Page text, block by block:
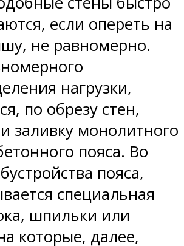
если опереть на
не равномерно.
нагрузки,
по обрезу стен,
заливку монолитного
пояса. Во
пояса,
специальная
шпильки или
которые, далее,